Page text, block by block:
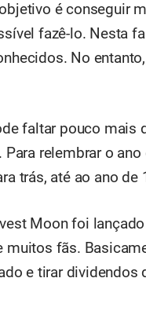
é conseguir
fazê-lo. Nesta
No
faltar pouco
relembrar o
trás, até ao ano de
Moon foi
muitos fãs.
e tirar dividendos